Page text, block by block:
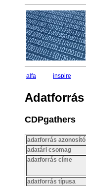
alfa inspire
Adatforrás
CDPgathers
adatforrás azonosító
adatári csomag
adatforrás címe
adatforrás típusa